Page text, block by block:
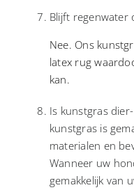
Blijft regenwater
Nee. Ons
latex rug
kan.
Is kunstgras
kunstgras is
materialen en
Wanneer uw
gemakkelijk van